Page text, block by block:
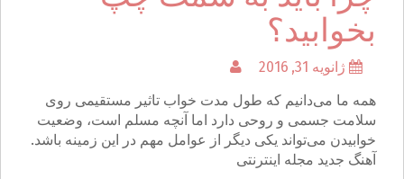
بخوابید؟
ژانویه 31, 2016
همه ما می‌دانیم که طول مدت خواب تاثیر مستقیمی روی
سلامت جسمی و روحی دارد اما آنچه مسلم است، وضعیت
خوابیدن می‌تواند یکی دیگر از عوامل مهم در این زمینه باشد.
آهنگ جدید مجله اینترنتی